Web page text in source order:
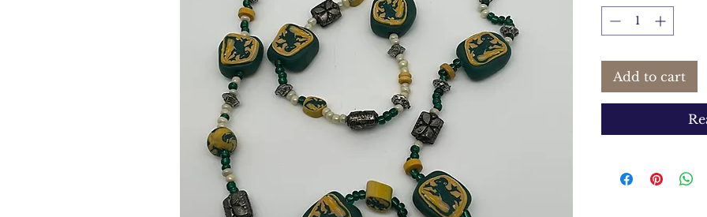
Add to cart